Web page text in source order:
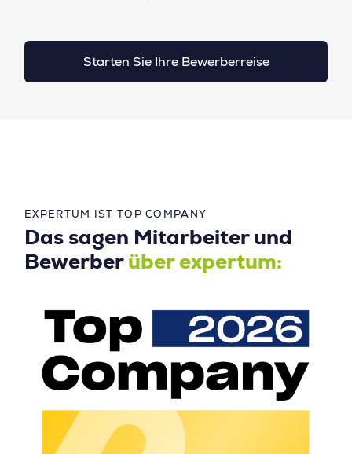
Starten Sie Ihre Bewerberreise
EXPERTUM IST TOP COMPANY
Das sagen Mitarbeiter und
Bewerber über expertum: